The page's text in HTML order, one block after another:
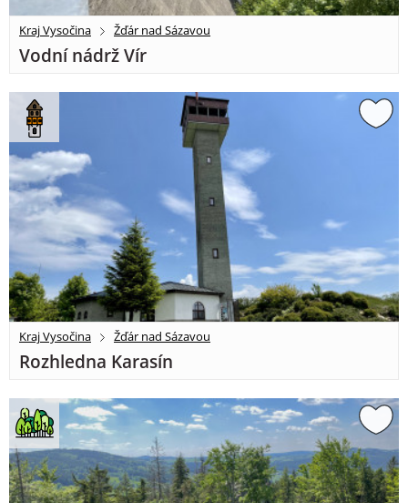
Kraj Vysočina Žďár nad Sázavou
Vodní nádrž Vír
Kraj Vysočina Žďár nad Sázavou
Rozhledna Karasín